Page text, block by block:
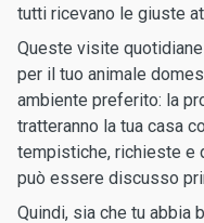
tutti ricevano le giuste
Queste visite
per il tuo animale
ambiente preferito: la
tratteranno la tua casa
tempistiche, richieste e
può essere discusso
Quindi, sia che tu abbia